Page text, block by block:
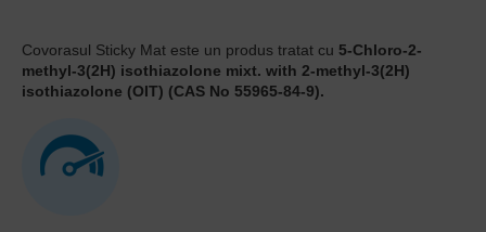
Covorasul Sticky Mat este un produs tratat cu 5-Chloro-2-
methyl-3(2H) isothiazolone mixt. with 2-methyl-3(2H)
isothiazolone (OIT) (CAS No 55965-84-9).